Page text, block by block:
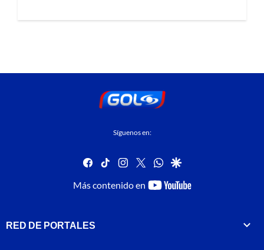
Síguenos en:
facebook
tiktok instagram
twitterwhatsapp
google
Más contenido en
youtube-
RED DE PORTALES